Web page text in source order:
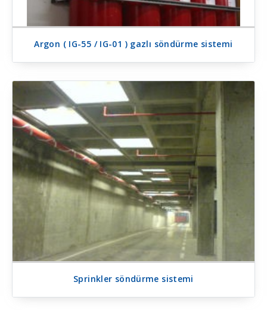
Argon ( IG-55 / IG-01 ) gazlı söndürme sistemi
Sprinkler söndürme sistemi